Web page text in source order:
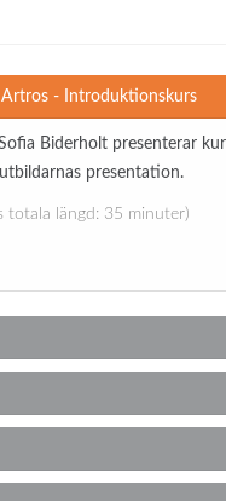
- Introduktionskurs
Biderholt presenterar
presentation.
totala längd: 35 minuter)